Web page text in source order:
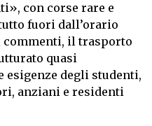
con corse rare e
fuori dall’orario
commenti, il trasporto
quasi
esigenze degli studenti,
anziani e residenti